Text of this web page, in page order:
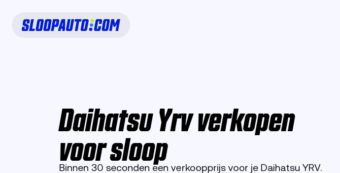
Daihatsu Yrv verkopen
voor sloop
Binnen 30 seconden een verkoopprijs voor je Daihatsu YRV.